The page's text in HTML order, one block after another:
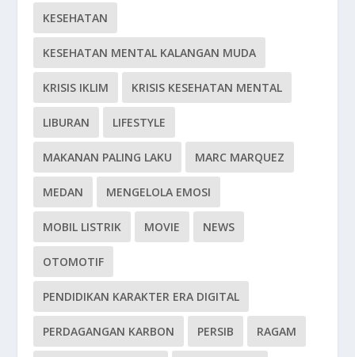
KESEHATAN
KESEHATAN MENTAL KALANGAN MUDA
KRISIS IKLIM KRISIS KESEHATAN MENTAL
LIBURAN LIFESTYLE
MAKANAN PALING LAKU MARC MARQUEZ
MEDAN MENGELOLA EMOSI
MOBIL LISTRIK MOVIE NEWS
OTOMOTIF
PENDIDIKAN KARAKTER ERA DIGITAL
PERDAGANGAN KARBON PERSIB RAGAM